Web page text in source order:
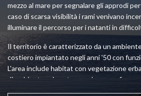
mezzo al mare per segnalare gli approdi
caso di scarsa visibilità i rami venivano
illuminare il percorso per i natanti in
Il territorio è caratterizzato da un
costiero impiantato negli anni '50 con
L'area include habitat con vegetazione
di ambiente salmastro roccioso, confina
importanza comunitaria) marino "Fondali